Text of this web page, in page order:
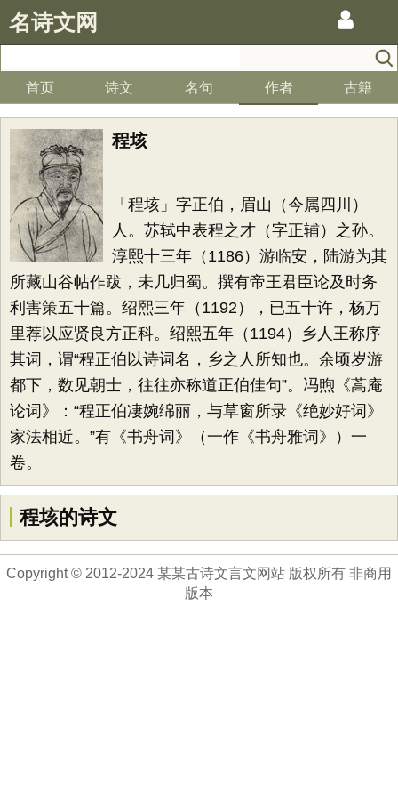
名诗文网
首页 诗文 名句 作者 古籍
程垓
「程垓」字正伯，眉山（今属四川）
人。苏轼中表程之才（字正辅）之孙。
淳熙十三年（1186）游临安，陆游为其
所藏山谷帖作跋，未几归蜀。撰有帝王君臣论及时务
利害策五十篇。绍熙三年（1192），已五十许，杨万
里荐以应贤良方正科。绍熙五年（1194）乡人王称序
其词，谓“程正伯以诗词名，乡之人所知也。余顷岁游
都下，数见朝士，往往亦称道正伯佳句”。冯煦《蒿庵
论词》：“程正伯凄婉绵丽，与草窗所录《绝妙好词》
家法相近。”有《书舟词》（一作《书舟雅词》）一
卷。
程垓的诗文
Copyright © 2012-2024 某某古诗文言文网站 版权所有 非商用
版本